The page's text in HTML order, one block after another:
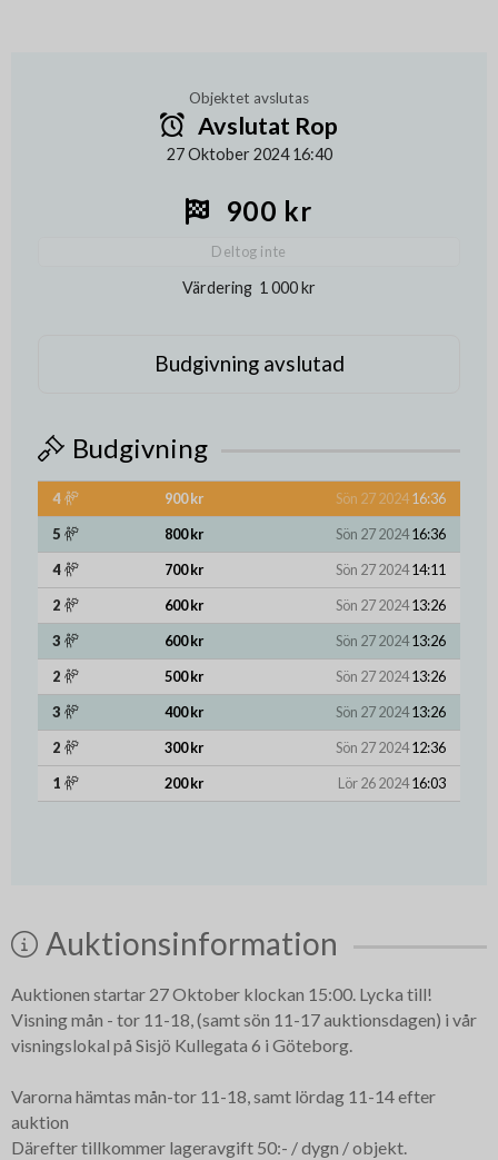
Objektet avslutas
Avslutat Rop
27 Oktober 2024 16:40
900 kr
Deltog inte
Värdering 1 000 kr
Budgivning avslutad
Budgivning
4 900 kr Sön 27 202416:36
5
800 kr Sön 27 202416:36
4
700 kr Sön 27 202414:11
2
600 kr Sön 27 202413:26
3
600 kr Sön 27 202413:26
2
500 kr Sön 27 202413:26
3
400 kr Sön 27 202413:26
2
300 kr Sön 27 202412:36
1
200 kr Lör 26 202416:03
Auktionsinformation
Auktionen startar 27 Oktober klockan 15:00. Lycka till!
Visning mån - tor 11-18, (samt sön 11-17 auktionsdagen) i vår
visningslokal på Sisjö Kullegata 6 i Göteborg.
Varorna hämtas mån-tor 11-18, samt lördag 11-14 efter
auktion
Därefter tillkommer lageravgift 50:- / dygn / objekt.